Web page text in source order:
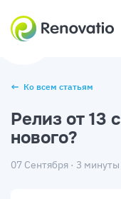
Ко всем статьям
Релиз от 13
нового?
07 Сентября · 3